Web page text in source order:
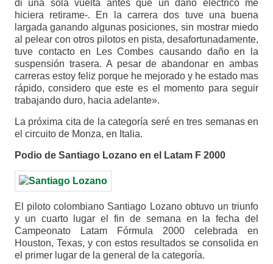
di una sola vuelta antes que un daño eléctrico me
hiciera retirame-. En la carrera dos tuve una buena
largada ganando algunas posiciones, sin mostrar miedo
al pelear con otros pilotos en pista, desafortunadamente,
tuve contacto en Les Combes causando daño en la
suspensión trasera. A pesar de abandonar en ambas
carreras estoy feliz porque he mejorado y he estado mas
rápido, considero que este es el momento para seguir
trabajando duro, hacia adelante».
La próxima cita de la categoría seré en tres semanas en
el circuito de Monza, en Italia.
Podio de Santiago Lozano en el Latam F 2000
El piloto colombiano Santiago Lozano obtuvo un triunfo
y un cuarto lugar el fin de semana en la fecha del
Campeonato Latam Fórmula 2000 celebrada en
Houston, Texas, y con estos resultados se consolida en
el primer lugar de la general de la categoría.